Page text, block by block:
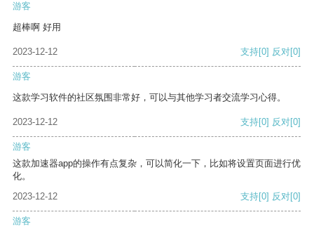
游客
超棒啊 好用
2023-12-12 支持[0] 反对[0]
游客
这款学习软件的社区氛围非常好，可以与其他学习者交流学习心得。
2023-12-12 支持[0] 反对[0]
游客
这款加速器app的操作有点复杂，可以简化一下，比如将设置页面进行优
化。
2023-12-12
支持[0] 反对[0]
游客